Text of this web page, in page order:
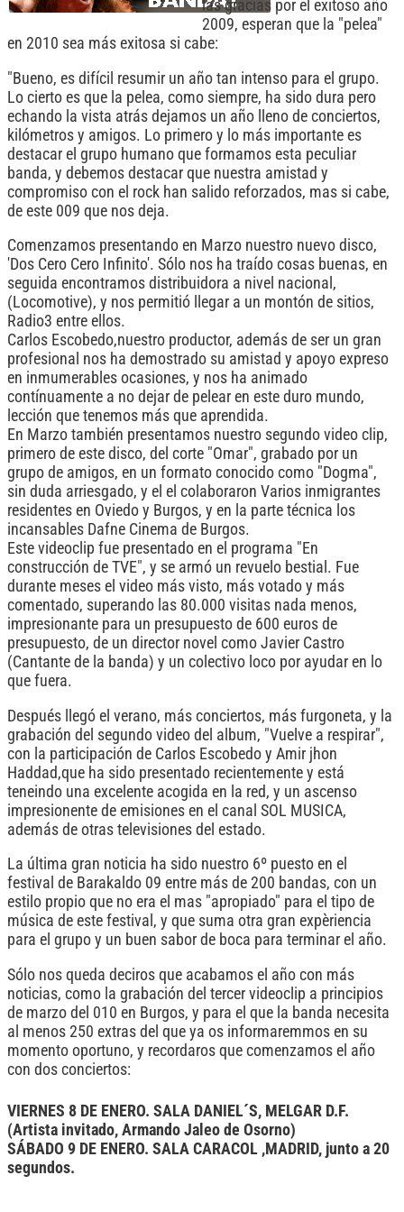
las gracias por el exitoso año
2009, esperan que la "pelea"
en 2010 sea más exitosa si cabe:
"Bueno, es difícil resumir un año tan intenso para el grupo.
Lo cierto es que la pelea, como siempre, ha sido dura pero
echando la vista atrás dejamos un año lleno de conciertos,
kilómetros y amigos. Lo primero y lo más importante es
destacar el grupo humano que formamos esta peculiar
banda, y debemos destacar que nuestra amistad y
compromiso con el rock han salido reforzados, mas si cabe,
de este 009 que nos deja.
Comenzamos presentando en Marzo nuestro nuevo disco,
'Dos Cero Cero Infinito'. Sólo nos ha traído cosas buenas, en
seguida encontramos distribuidora a nivel nacional,
(Locomotive), y nos permitió llegar a un montón de sitios,
Radio3 entre ellos.
Carlos Escobedo,nuestro productor, además de ser un gran
profesional nos ha demostrado su amistad y apoyo expreso
en inmumerables ocasiones, y nos ha animado
contínuamente a no dejar de pelear en este duro mundo,
lección que tenemos más que aprendida.
En Marzo también presentamos nuestro segundo video clip,
primero de este disco, del corte "Omar", grabado por un
grupo de amigos, en un formato conocido como "Dogma",
sin duda arriesgado, y el el colaboraron Varios inmigrantes
residentes en Oviedo y Burgos, y en la parte técnica los
incansables Dafne Cinema de Burgos.
Este videoclip fue presentado en el programa "En
construcción de TVE", y se armó un revuelo bestial. Fue
durante meses el video más visto, más votado y más
comentado, superando las 80.000 visitas nada menos,
impresionante para un presupuesto de 600 euros de
presupuesto, de un director novel como Javier Castro
(Cantante de la banda) y un colectivo loco por ayudar en lo
que fuera.
Después llegó el verano, más conciertos, más furgoneta, y la
grabación del segundo video del album, "Vuelve a respirar",
con la participación de Carlos Escobedo y Amir jhon
Haddad,que ha sido presentado recientemente y está
teneindo una excelente acogida en la red, y un ascenso
impresionente de emisiones en el canal SOL MUSICA,
además de otras televisiones del estado.
La última gran noticia ha sido nuestro 6º puesto en el
festival de Barakaldo 09 entre más de 200 bandas, con un
estilo propio que no era el mas "apropiado" para el tipo de
música de este festival, y que suma otra gran expèriencia
para el grupo y un buen sabor de boca para terminar el año.
Sólo nos queda deciros que acabamos el año con más
noticias, como la grabación del tercer videoclip a principios
de marzo del 010 en Burgos, y para el que la banda necesita
al menos 250 extras del que ya os informaremmos en su
momento oportuno, y recordaros que comenzamos el año
con dos conciertos:
VIERNES 8 DE ENERO. SALA DANIEL´S, MELGAR D.F.
(Artista invitado, Armando Jaleo de Osorno)
SÁBADO 9 DE ENERO. SALA CARACOL ,MADRID, junto a 20
segundos.